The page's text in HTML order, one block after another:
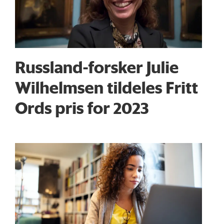
Russland-forsker Julie
Wilhelmsen tildeles Fritt
Ords pris for 2023